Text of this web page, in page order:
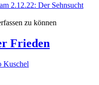
2.12.22: Der Sehnsucht
zu können
Frieden